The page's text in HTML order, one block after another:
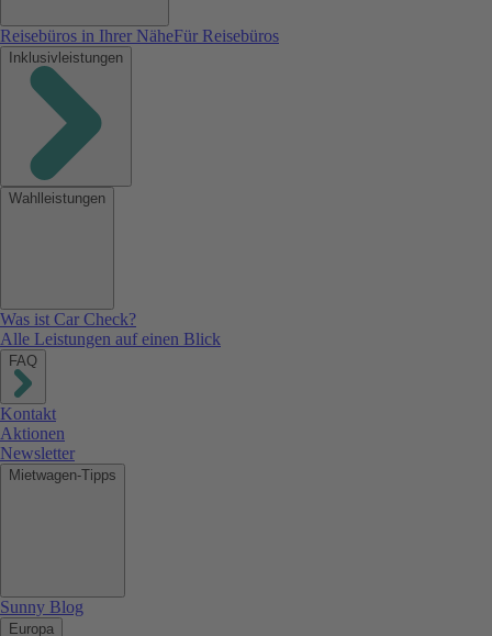
Reisebüros in Ihrer NäheFür Reisebüros
Inklusivleistungen
Wahlleistungen
Was ist Car Check?
Alle Leistungen auf einen Blick
FAQ
Kontakt
Aktionen
Newsletter
Mietwagen-Tipps
Sunny Blog
Europa